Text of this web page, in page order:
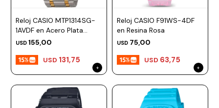
Reloj CASIO MTP1314SG-
1AVDF en Acero Plata
Esfera 45mm
USD 155,00
USD 131,75
Reloj CASIO F91WS-4DF
en Resina Rosa
USD 75,00
USD 63,75